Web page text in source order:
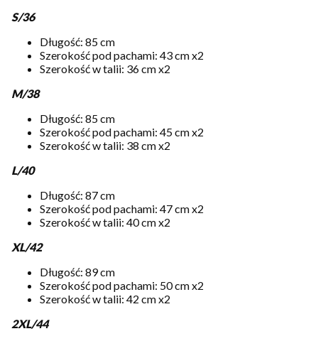
S/36
Długość: 85 cm
Szerokość pod pachami: 43 cm x2
Szerokość w talii: 36 cm x2
M/38
Długość: 85 cm
Szerokość pod pachami: 45 cm x2
Szerokość w talii: 38 cm x2
L/40
Długość: 87 cm
Szerokość pod pachami: 47 cm x2
Szerokość w talii: 40 cm x2
XL/42
Długość: 89 cm
Szerokość pod pachami: 50 cm x2
Szerokość w talii: 42 cm x2
2XL/44